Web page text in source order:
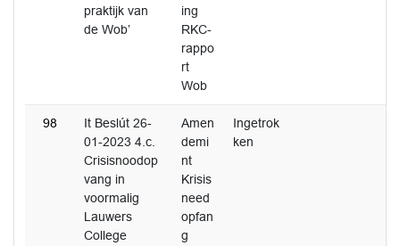
praktijk van
de Wob’
ing
RKC-
rappo
rt
Wob
98
It Beslút 26-
01-2023 4.c.
Crisisnoodop
vang in
voormalig
Lauwers
College
Amen
demi
nt
Krisis
need
opfan
g
Ingetrok
ken